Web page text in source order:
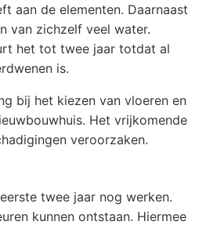
aan de elementen. Daarnaast
van zichzelf veel water.
het tot twee jaar totdat al
is.
bij het kiezen van vloeren en
Het vrijkomende
veroorzaken.
twee jaar nog werken.
kunnen ontstaan. Hiermee